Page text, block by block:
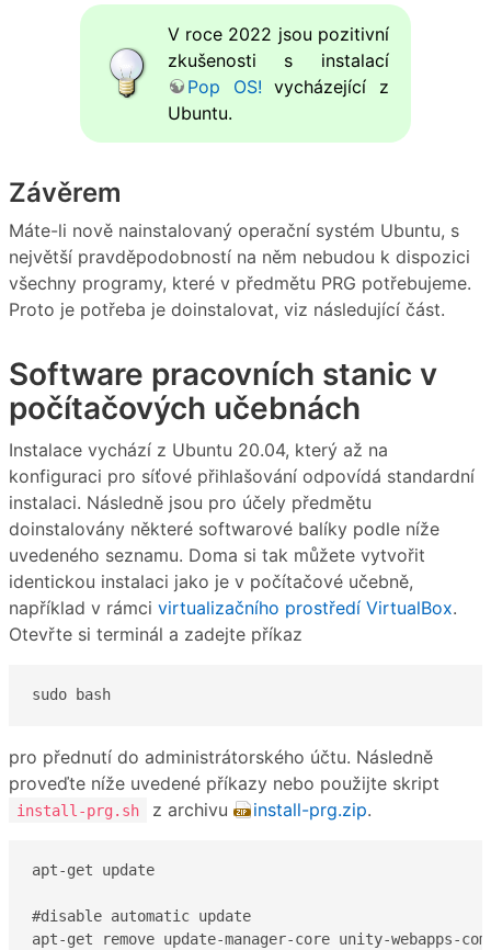
V roce 2022 jsou pozitivní
zkušenosti s instalací
Pop OS! vycházející z
Ubuntu.
Závěrem
Máte-li nově nainstalovaný operační systém Ubuntu, s
největší pravděpodobností na něm nebudou k dispozici
všechny programy, které v předmětu PRG potřebujeme.
Proto je potřeba je doinstalovat, viz následující část.
Software pracovních stanic v
počítačových učebnách
Instalace vychází z Ubuntu 20.04, který až na
konfiguraci pro síťové přihlašování odpovídá standardní
instalaci. Následně jsou pro účely předmětu
doinstalovány některé softwarové balíky podle níže
uvedeného seznamu. Doma si tak můžete vytvořit
identickou instalaci jako je v počítačové učebně,
například v rámci virtualizačního prostředí VirtualBox.
Otevřte si terminál a zadejte příkaz
sudo bash
pro přednutí do administrátorského účtu. Následně
proveďte níže uvedené příkazy nebo použijte skript
install-prg.sh z archivu install-prg.zip.
apt-get update
#disable automatic update
apt-get remove update-manager-core unity-webapps-